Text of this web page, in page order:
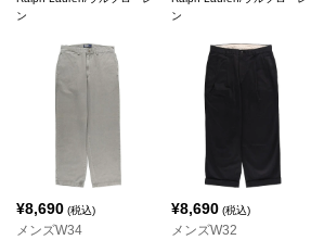
ン
ン
¥8,690 (税込)
メンズW34
¥8,690(税込)
メンズW32